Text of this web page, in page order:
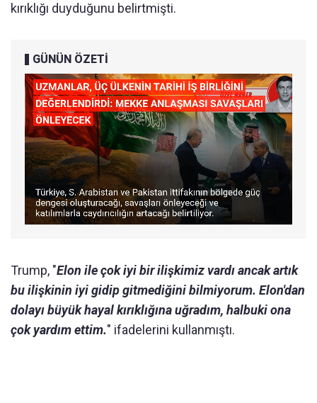
kırıklığı duyduğunu belirtmişti.
GÜNÜN ÖZETİ
Trump, "Elon ile çok iyi bir ilişkimiz vardı ancak artık
bu ilişkinin iyi gidip gitmediğini bilmiyorum. Elon'dan
dolayı büyük hayal kırıklığına uğradım, halbuki ona
çok yardım ettim." ifadelerini kullanmıştı.